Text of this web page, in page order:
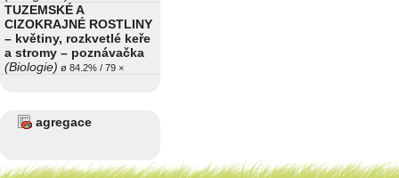
TUZEMSKÉ A
CIZOKRAJNÉ ROSTLINY
– květiny, rozkvetlé keře
a stromy – poznávačka
(Biologie) ø 84.2% / 79 ×
agregace